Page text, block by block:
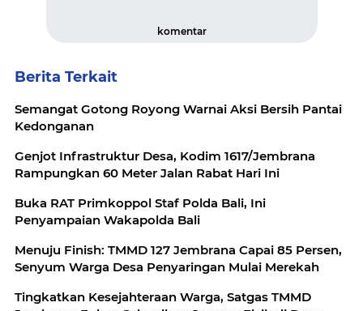
komentar
Berita Terkait
Semangat Gotong Royong Warnai Aksi Bersih Pantai
Kedonganan
Genjot Infrastruktur Desa, Kodim 1617/Jembrana
Rampungkan 60 Meter Jalan Rabat Hari Ini
Buka RAT Primkoppol Staf Polda Bali, Ini
Penyampaian Wakapolda Bali
Menuju Finish: TMMD 127 Jembrana Capai 85 Persen,
Senyum Warga Desa Penyaringan Mulai Merekah
Tingkatkan Kesejahteraan Warga, Satgas TMMD